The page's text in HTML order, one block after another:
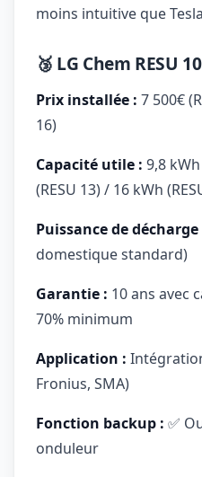
moins intuitive que
🥉 LG Chem RESU
Prix installée : 7 500€
16)
Capacité utile : 9,8
(RESU 13) / 16 kWh
Puissance de décharge
domestique standard)
Garantie : 10 ans avec
70% minimum
Application :
Fronius, SMA)
Fonction backup : ✅
onduleur